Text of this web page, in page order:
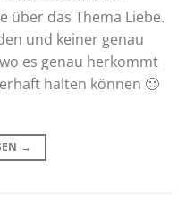
über das Thema Liebe.
und keiner genau
es genau herkommt
halten können 🙂
→